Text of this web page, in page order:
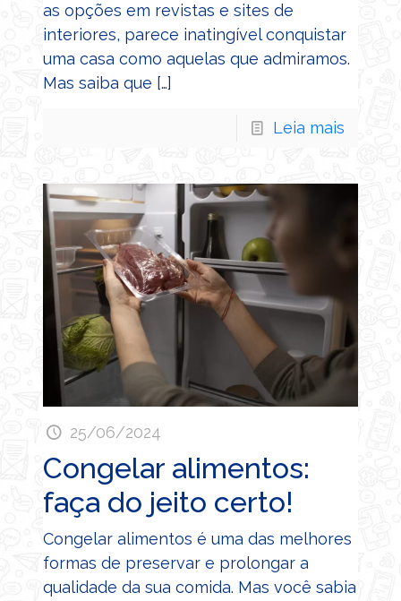
as opções em revistas e sites de
interiores, parece inatingível conquistar
uma casa como aquelas que admiramos.
Mas saiba que […]
Leia mais
25/06/2024
Congelar alimentos:
faça do jeito certo!
Congelar alimentos é uma das melhores
formas de preservar e prolongar a
qualidade da sua comida. Mas você sabia